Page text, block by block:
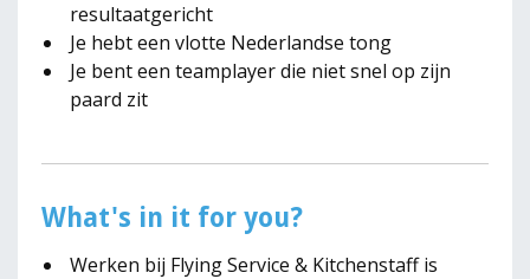
resultaatgericht
Je hebt een vlotte Nederlandse tong
Je bent een teamplayer die niet snel op zijn
paard zit
What's in it for you?
Werken bij Flying Service & Kitchenstaff is